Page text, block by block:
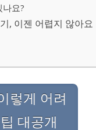
요?
, 이젠 어렵지 않아요
렇게 어려
대공개